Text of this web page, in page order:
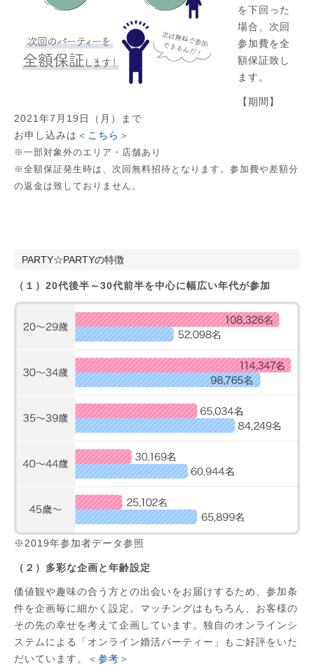
を下回った
場合、次回
参加費を全
額保証致し
ます。
【期間】
2021年7月19日（月）まで
お申し込みは＜ こちら ＞
​※一部対象外のエリア・店舗あり
※全額保証発生時は、次回無料招待となります。参加費や差額分
の返金は致しておりません。
PARTY☆PARTYの特徴
（１）20代後半～30代前半を中心に幅広い年代が参加
※2019年参加者データ参照
（２）多彩な企画と年齢設定
価値観や趣味の合う方との出会いをお届けするため、参加条
件を企画毎に細かく設定。マッチングはもちろん、お客様の
その先の幸せを考えて企画しています。独自のオンラインシ
ステムによる「オンライン婚活パーティー」もご好評をいた
だいています。＜ 参考 ＞